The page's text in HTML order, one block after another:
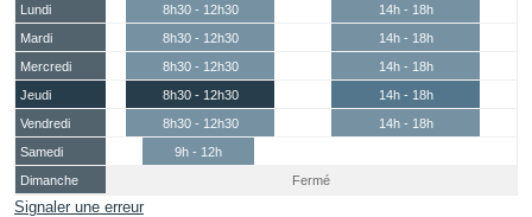
Lundi 8h30 - 12h30
14h - 18h
Mardi
8h30 - 12h30
14h - 18h
Mercredi
8h30 - 12h30
14h - 18h
Jeudi
8h30 - 12h30
14h - 18h
Vendredi
8h30 - 12h30
14h - 18h
Samedi
9h - 12h
Dimanche
Fermé
Signaler une erreur